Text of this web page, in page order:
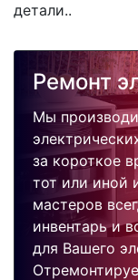
детали..
Ремонт
Мы
за короткое
тот или иной
мастеров
инвентарь и
для Вашего